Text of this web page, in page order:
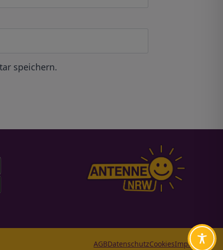
speichern.
AGBDatenschutzCookiesImpressum